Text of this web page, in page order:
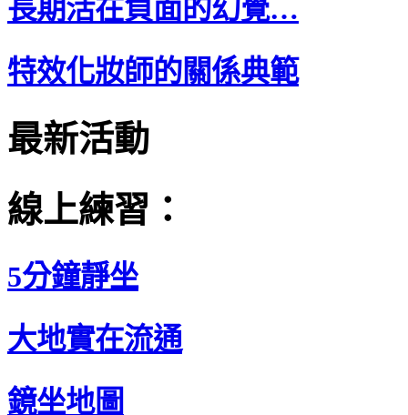
長期活在負面的幻覺…
特效化妝師的關係典範
最新活動
線上練習：
5分鐘靜坐
大地實在流通
鏡坐地圖